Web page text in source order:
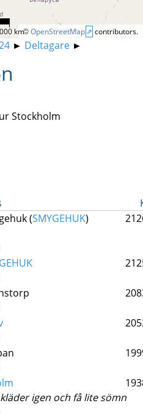
©OpenStreetMap contributors.
km
► Deltagare►
Stockholm
(SMYGEHUK)
igen och få lite sömn